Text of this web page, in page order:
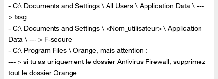
- C:\ Documents and Settings \ All Users \ Application Data \ ---
> fssg
- C:\ Documents and Settings \ <Nom_utilisateur> \ Application
Data \ --- > F-secure
- C:\ Program Files \ Orange, mais attention :
--- > si tu as uniquement le dossier Antivirus Firewall, supprimez
tout le dossier Orange